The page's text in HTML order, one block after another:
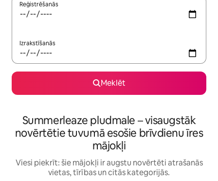
Reģistrēšanās
Izrakstīšanās
Meklēt
Summerleaze pludmale – visaugstāk
novērtētie tuvumā esošie brīvdienu īres
mājokļi
Viesi piekrīt: šie mājokļi ir augstu novērtēti atrašanās
vietas, tīrības un citās kategorijās.